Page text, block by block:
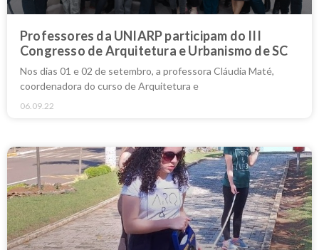
Professores da UNIARP participam do III
Congresso de Arquitetura e Urbanismo de SC
Nos dias 01 e 02 de setembro, a professora Cláudia Maté,
coordenadora do curso de Arquitetura e
06.09.22